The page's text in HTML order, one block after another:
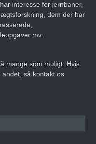
interesse for jernbaner,
dem der har
mv.
mange som muligt. Hvis
så kontakt os